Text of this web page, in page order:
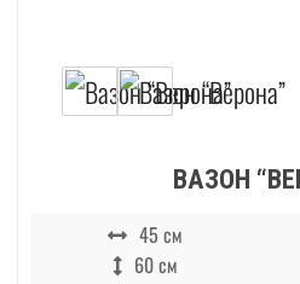
ВАЗОН
45 см
60 см